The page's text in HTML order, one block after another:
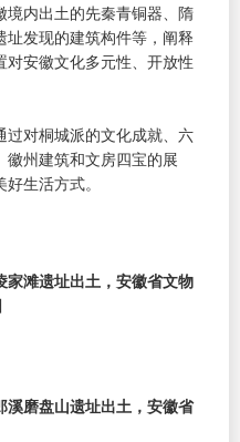
境内出土的先秦青铜器、隋
址发现的建筑构件等，阐释
安徽文化多元性、开放性
过对桐城派的文化成就、六
徽州建筑和文房四宝的展
生活方式。
家滩遗址出土，安徽省文物
磨盘山遗址出土，安徽省